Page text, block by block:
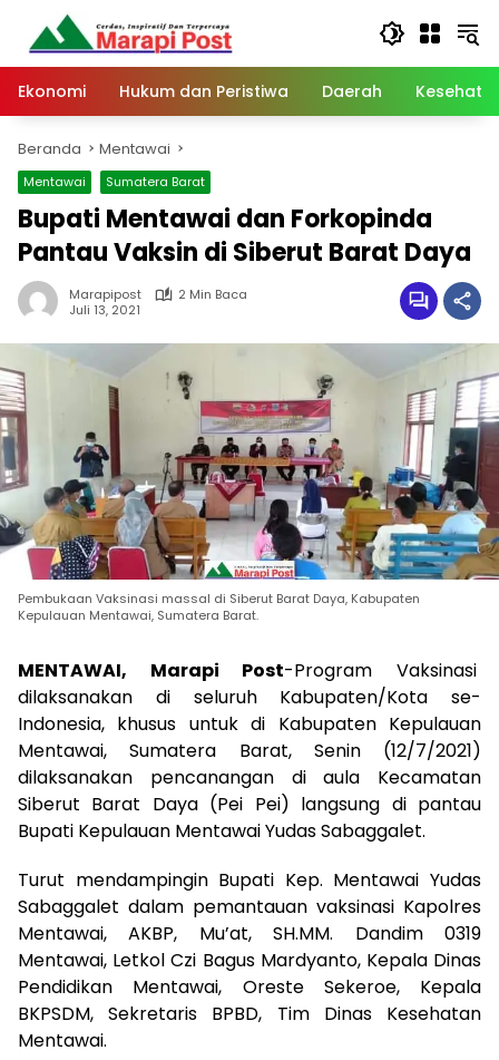
Langsung
konten
Ekonomi
Hukum dan Peristiwa Daerah
Beranda Mentawai
Mentawai Sumatera Barat
Bupati Mentawai dan Forkopinda
Pantau Vaksin di Siberut Barat Daya
Marapipost
2 Min Baca
Juli 13, 2021
Pembukaan Vaksinasi massal di Siberut Barat Daya, Kabupaten
Kepulauan Mentawai, Sumatera Barat.
MENTAWAI, Marapi Post-Program Vaksinasi
dilaksanakan di seluruh Kabupaten/Kota se-
Indonesia, khusus untuk di Kabupaten Kepulauan
Mentawai, Sumatera Barat, Senin (12/7/2021)
dilaksanakan pencanangan di aula Kecamatan
Siberut Barat Daya (Pei Pei) langsung di pantau
Bupati Kepulauan Mentawai Yudas Sabaggalet.
Turut mendampingin Bupati Kep. Mentawai Yudas
Sabaggalet dalam pemantauan vaksinasi Kapolres
Mentawai, AKBP, Mu’at, SH.MM. Dandim 0319
Mentawai, Letkol Czi Bagus Mardyanto, Kepala Dinas
Pendidikan Mentawai, Oreste Sekeroe, Kepala
BKPSDM, Sekretaris BPBD, Tim Dinas Kesehatan
Mentawai.